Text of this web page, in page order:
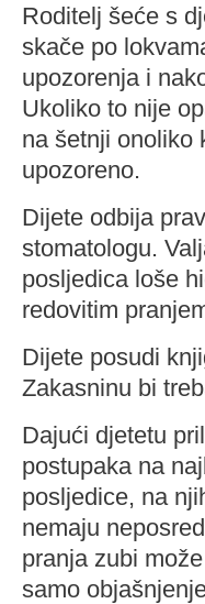
Roditelj šeće s
skače po
upozorenja i
Ukoliko to nije
na šetnji onoliko
upozoreno.
Dijete odbija
stomatologu.
posljedica loše
redovitim
Dijete posudi
Zakasninu bi
Dajući djetetu
postupaka na
posljedice, na
nemaju
pranja zubi
samo